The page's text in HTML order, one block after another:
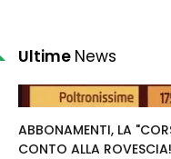
Ultime News
ABBONAMENTI, LA
CONTO ALLA